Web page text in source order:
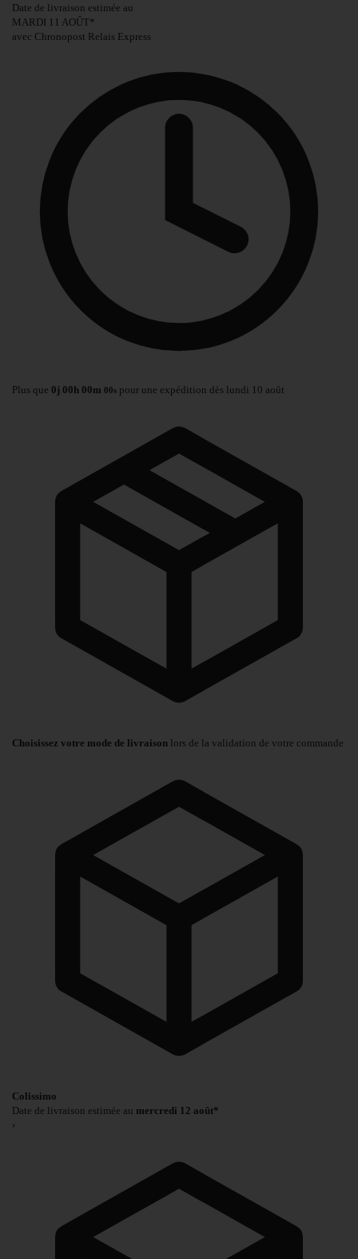
Date de livraison estimée au
MARDI 11 AOÛT*
avec Chronopost Relais Express
Plus que 0j 00h 00m 00s pour une expédition dès lundi 10 août
Choisissez votre mode de livraison lors de la validation de votre commande
Colissimo
Date de livraison estimée au mercredi 12 août*
›